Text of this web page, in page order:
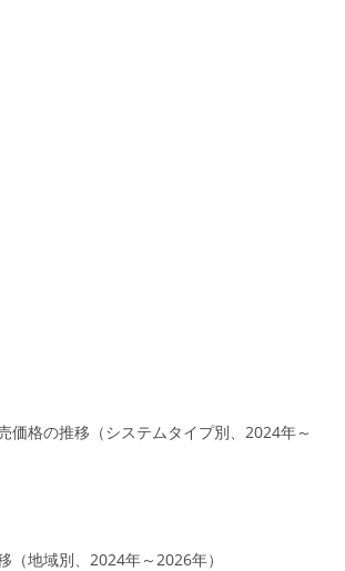
価格の推移（システムタイプ別、2024年～
（地域別、2024年～2026年）